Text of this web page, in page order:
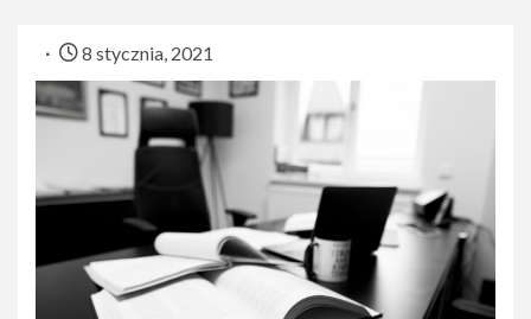
8 stycznia, 2021